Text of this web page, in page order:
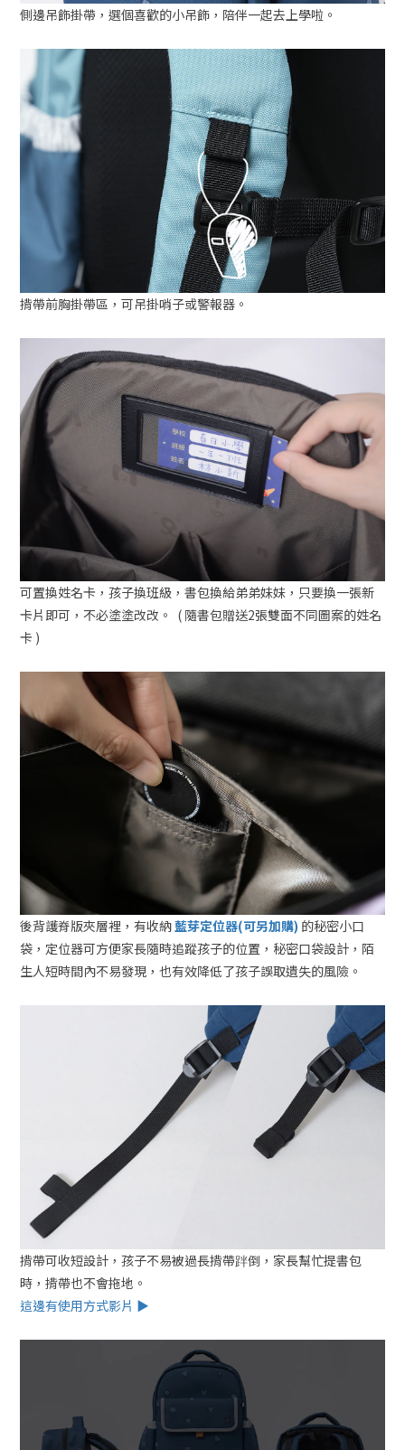
側邊吊飾掛帶，選個喜歡的小吊飾，陪伴一起去上學啦。
揹帶前胸掛帶區，可吊掛哨子或警報器。
可置換姓名卡，孩子換班級，書包換給弟弟妹妹，只要換一張新
卡片即可，不必塗塗改改。 ( 隨書包贈送2張雙面不同圖案的姓名
卡 )
後背護脊版夾層裡，有收納藍芽定位器(可另加購) 的秘密小口
袋，定位器可方便家長隨時追蹤孩子的位置，秘密口袋設計，陌
生人短時間內不易發現，也有效降低了孩子誤取遺失的風險。
揹帶可收短設計，孩子不易被過長揹帶跘倒，家長幫忙提書包
時，揹帶也不會拖地。
這邊有使用方式影片 ▶